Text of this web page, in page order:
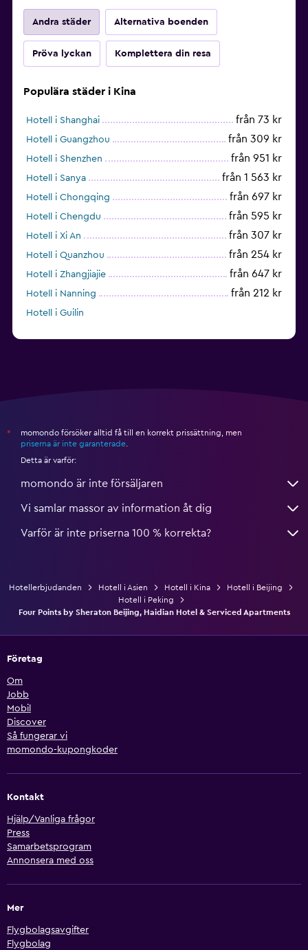
Andra städer Alternativa boenden
Pröva lyckan Komplettera din resa
Populära städer i Kina
Hotell i Shanghai från 73 kr
Hotell i Guangzhou från 309 kr
Hotell i Shenzhen från 951 kr
Hotell i Sanya från 1 563 kr
Hotell i Chongqing från 697 kr
Hotell i Chengdu från 595 kr
Hotell i Xi An från 307 kr
Hotell i Quanzhou från 254 kr
Hotell i Zhangjiajie från 647 kr
Hotell i Nanning från 212 kr
Hotell i Guilin
*
momondo försöker alltid få till en korrekt prissättning, men
priserna är inte garanterade
Detta är varför:
momondo är inte försäljaren
Vi samlar massor av information åt dig
Varför är inte priserna 100 % korrekta?
Hotellerbjudanden Hotell i Asien Hotell i Kina
Hotell i Beijing
Hotell i Peking
Four Points by Sheraton Beijing, Haidian Hotel & Serviced Apartments
Företag
Om
Jobb
Mobil
Discover
Så fungerar vi
momondo-kupongkoder
Kontakt
Hjälp/Vanliga frågor
Press
Samarbetsprogram
Annonsera med oss
Mer
Flygbolagsavgifter
Flygbolag